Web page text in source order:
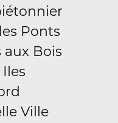
Ponts
aux Bois
Ville